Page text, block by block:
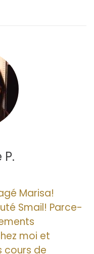
Marisa!
Smail! Parce-
moi et
cours de